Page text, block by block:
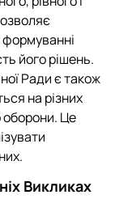
його рішень.
Ради є також
на різних
оборони. Це
Викликах